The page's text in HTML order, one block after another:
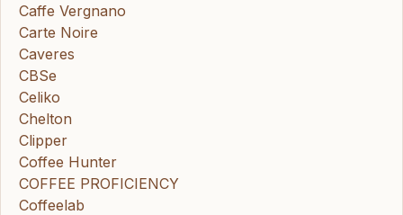
Caffe Vergnano
Carte Noire
Caveres
CBSe
Celiko
Chelton
Clipper
Coffee Hunter
COFFEE PROFICIENCY
Coffeelab